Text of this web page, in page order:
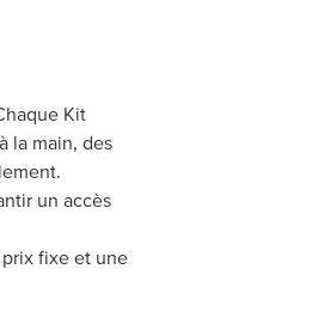
Kit
la main, des
un accès
fixe et une